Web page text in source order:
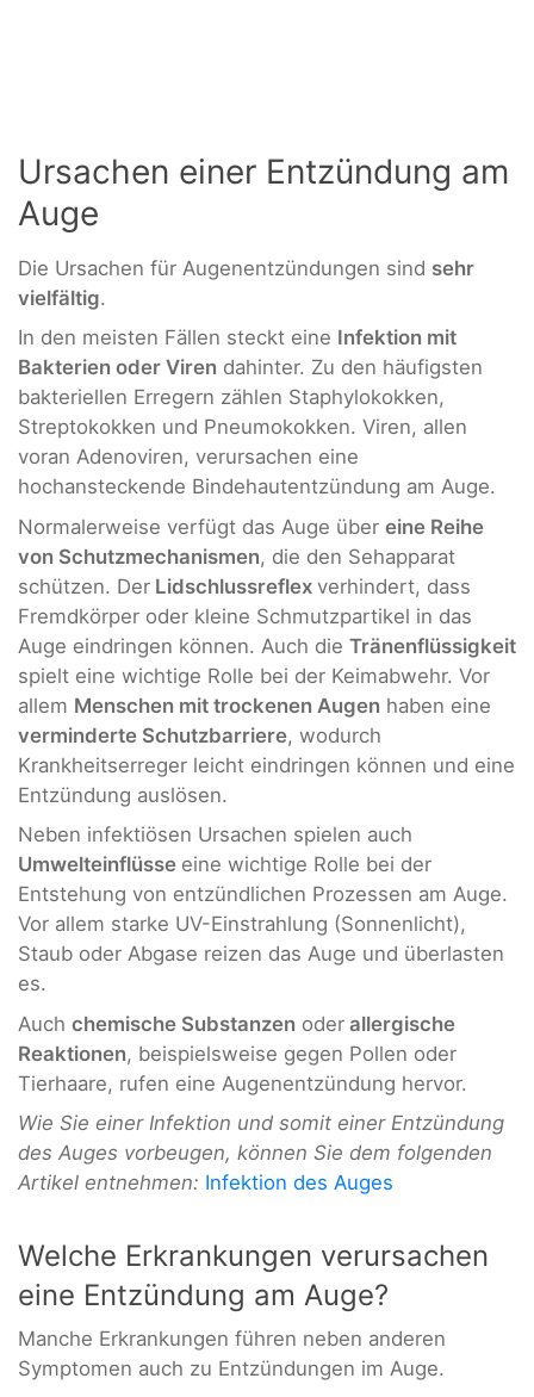
Ursachen einer Entzündung am
Auge
Die Ursachen für Augenentzündungen sind sehr
vielfältig.
In den meisten Fällen steckt eine Infektion mit
Bakterien oder Viren dahinter. Zu den häufigsten
bakteriellen Erregern zählen Staphylokokken,
Streptokokken und Pneumokokken. Viren, allen
voran Adenoviren, verursachen eine
hochansteckende Bindehautentzündung am Auge.
Normalerweise verfügt das Auge über eine Reihe
von Schutzmechanismen, die den Sehapparat
schützen. Der Lidschlussreflex verhindert, dass
Fremdkörper oder kleine Schmutzpartikel in das
Auge eindringen können. Auch die Tränenflüssigkeit
spielt eine wichtige Rolle bei der Keimabwehr. Vor
allem Menschen mit trockenen Augen haben eine
verminderte Schutzbarriere, wodurch
Krankheitserreger leicht eindringen können und eine
Entzündung auslösen.
Neben infektiösen Ursachen spielen auch
Umwelteinflüsse eine wichtige Rolle bei der
Entstehung von entzündlichen Prozessen am Auge.
Vor allem starke UV-Einstrahlung (Sonnenlicht),
Staub oder Abgase reizen das Auge und überlasten
es.
Auch chemische Substanzen oder allergische
Reaktionen, beispielsweise gegen Pollen oder
Tierhaare, rufen eine Augenentzündung hervor.
Wie Sie einer Infektion und somit einer Entzündung
des Auges vorbeugen, können Sie dem folgenden
Artikel entnehmen: Infektion des Auges
Welche Erkrankungen verursachen
eine Entzündung am Auge?
Manche Erkrankungen führen neben anderen
Symptomen auch zu Entzündungen im Auge.